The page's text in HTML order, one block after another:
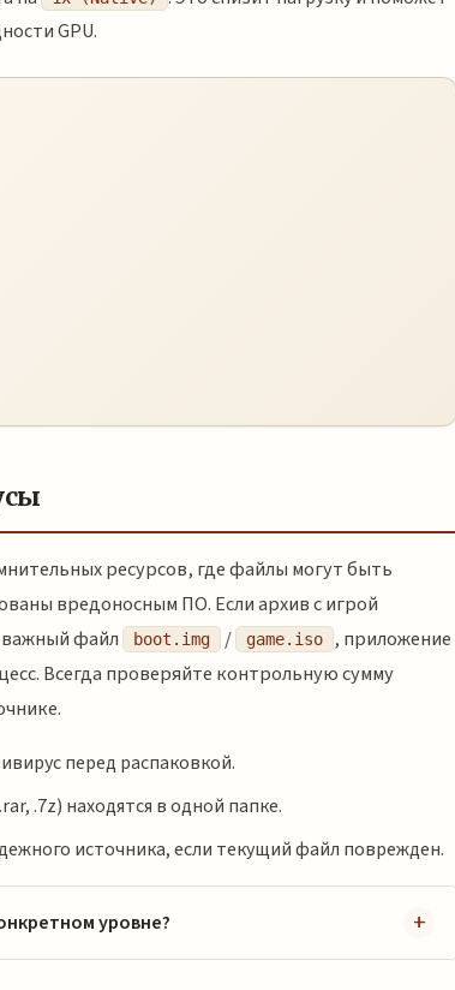
GPU.
ресурсов, где файлы могут быть
вредоносным ПО. Если архив с игрой
важный файл
boot.img / game.iso
, приложение
Всегда проверяйте контрольную сумму
перед распаковкой.
.7z) находятся в одной папке.
источника, если текущий файл поврежден.
уровне?